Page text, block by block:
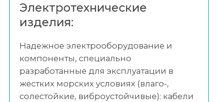
Электротехнические
изделия:
Надежное электрооборудование и
компоненты, специально
разработанные для эксплуатации в
жестких морских условиях (влаго-,
солестойкие, виброустойчивые): кабели